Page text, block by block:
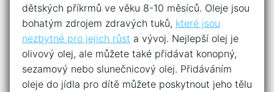
dětských příkrmů ve věku 8-10 měsíců. Oleje jsou
bohatým zdrojem zdravých tuků, které jsou
nezbytné pro jejich růst a vývoj. Nejlepší olej je
olivový olej, ale můžete také přidávat konopný,
sezamový nebo slunečnicový olej. Přidáváním
oleje do jídla pro dítě můžete poskytnout jeho tělu